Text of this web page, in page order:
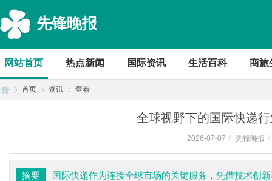
先锋晚报
网站首页 热点新闻 国际资讯 生活百科 商旅
首页 资讯 查看
全球视野下的国际快递
2026-07-07 / 先锋晚报 /
摘要
国际快递作为连接全球市场的关键服务，凭借技术创